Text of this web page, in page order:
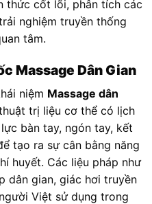
thức cốt lõi, phân tích các
nghiệm truyền thống
tâm.
Massage Dân Gian
niệm Massage dân
trị liệu cơ thể có lịch
bàn tay, ngón tay, kết
tạo ra sự cân bằng năng
huyết. Các liệu pháp như
dân gian, giác hơi truyền
Việt sử dụng trong